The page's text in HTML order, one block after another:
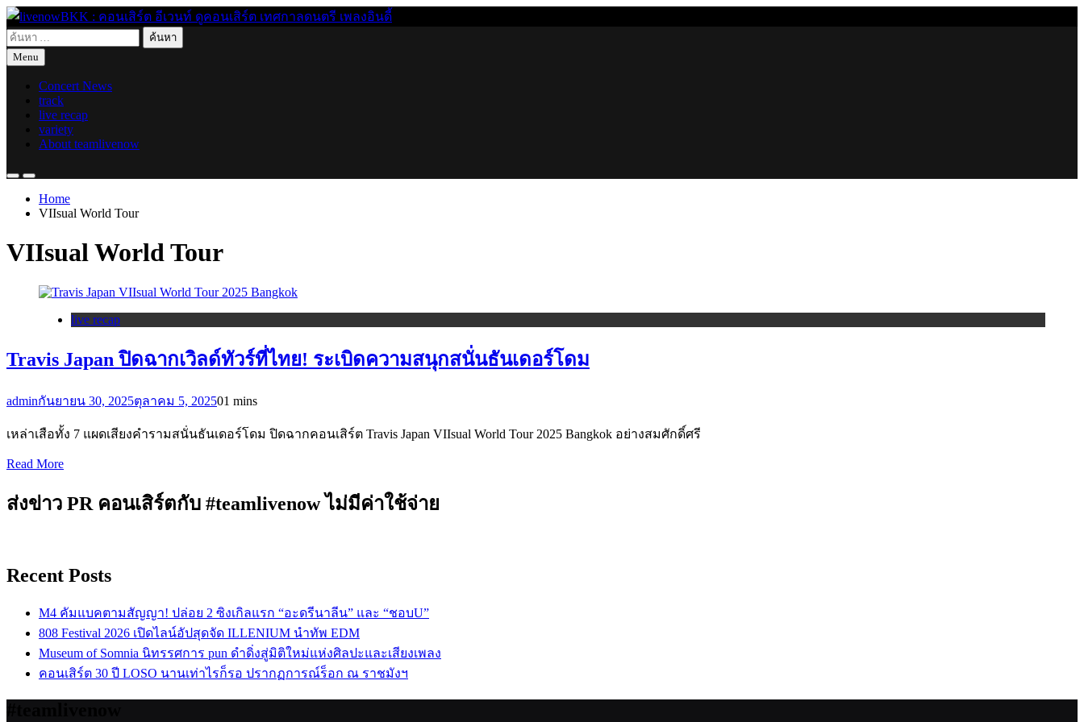
Skip
to
content
livenowBKK : คอนเสิร์ต อีเวนท์ ดูคอนเสิร์ต เทศกาลดนตรี เพลงอินดี้
live for today
ค้นหา
สำหรับ:
Menu
Concert News
track
live recap
variety
About teamlivenow
Home
VIIsual World Tour
VIIsual World Tour
live recap
Travis Japan ปิดฉากเวิลด์ทัวร์ที่ไทย! ระเบิดความสนุกสนั่นธันเดอร์โดม
adminกันยายน 30, 2025ตุลาคม 5, 202501 mins
เหล่าเสือทั้ง 7 แผดเสียงคำรามสนั่นธันเดอร์โดม ปิดฉากคอนเสิร์ต Travis Japan VIIsual World Tour 2025 Bangkok อย่างสมศักดิ์ศรี
Read More
ส่งข่าว PR คอนเสิร์ตกับ #teamlivenow ไม่มีค่าใช้จ่าย
Recent Posts
M4 คัมแบคตามสัญญา! ปล่อย 2 ซิงเกิลแรก “อะดรีนาลีน” และ “ชอบU”
808 Festival 2026 เปิดไลน์อัปสุดจัด ILLENIUM นำทัพ EDM
Museum of Somnia นิทรรศการ pun ดำดิ่งสู่มิติใหม่แห่งศิลปะและเสียงเพลง
คอนเสิร์ต 30 ปี LOSO นานเท่าไรก็รอ ปรากฏการณ์ร็อก ณ ราชมังฯ